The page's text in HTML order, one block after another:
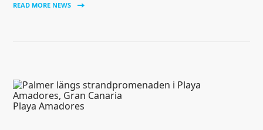
Playa Amadores
READ MORE NEWS